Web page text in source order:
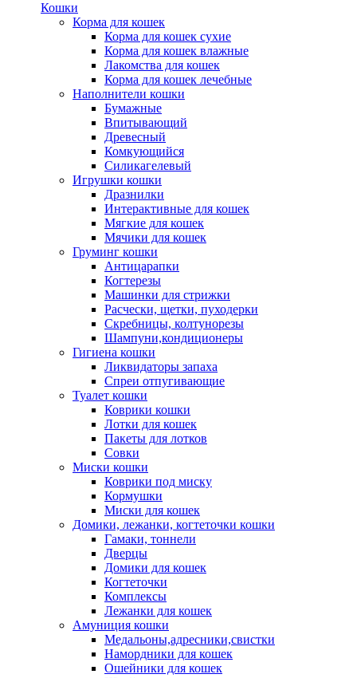
Кошки
Корма для кошек
Корма для кошек сухие
Корма для кошек влажные
Лакомства для кошек
Корма для кошек лечебные
Наполнители кошки
Бумажные
Впитывающий
Древесный
Комкующийся
Силикагелевый
Игрушки кошки
Дразнилки
Интерактивные для кошек
Мягкие для кошек
Мячики для кошек
Груминг кошки
Антицарапки
Когтерезы
Машинки для стрижки
Расчески, щетки, пуходерки
Скребницы, колтунорезы
Шампуни,кондиционеры
Гигиена кошки
Ликвидаторы запаха
Спреи отпугивающие
Туалет кошки
Коврики кошки
Лотки для кошек
Пакеты для лотков
Совки
Миски кошки
Коврики под миску
Кормушки
Миски для кошек
Домики, лежанки, когтеточки кошки
Гамаки, тоннели
Дверцы
Домики для кошек
Когтеточки
Комплексы
Лежанки для кошек
Амуниция кошки
Медальоны,адресники,свистки
Намордники для кошек
Ошейники для кошек